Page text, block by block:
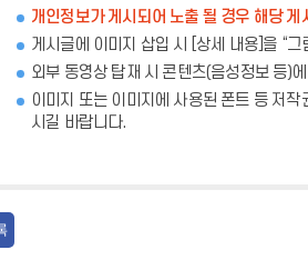
개인정보가 게시되어 노출 될 경우 해당
게시글에 이미지 삽입 시 [상세 내용]을 “
외부 동영상 탑재 시 콘텐츠(음성정보 등)
이미지 또는 이미지에 사용된 폰트 등 저작
시길 바랍니다.